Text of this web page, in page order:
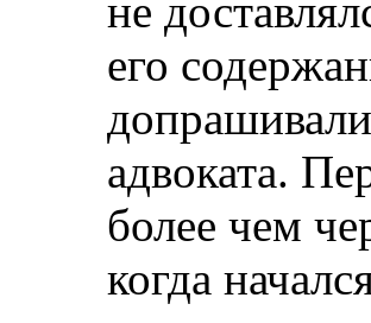
не
его
адвоката.
более чем
когда